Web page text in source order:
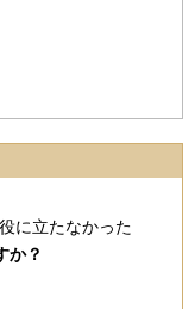
に立たなかった
か？